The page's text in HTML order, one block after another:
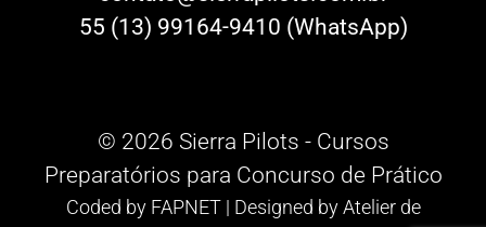
55 (13) 99164-9410 (WhatsApp)
© 2026 Sierra Pilots - Cursos
Preparatórios para Concurso de Prático
Coded by FAPNET| Designed byAtelier de